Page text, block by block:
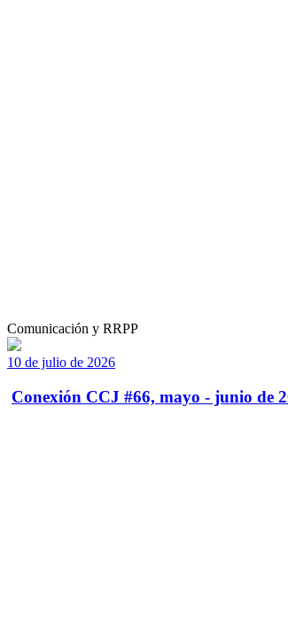
Comunicación y RRPP
10 de julio de 2026
Conexión CCJ #66, mayo - junio de